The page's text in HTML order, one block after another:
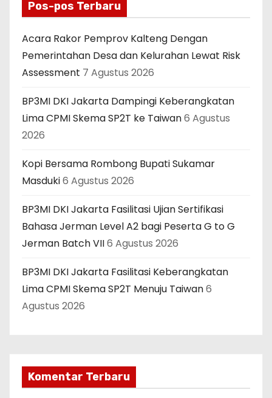
Pos-pos Terbaru
Acara Rakor Pemprov Kalteng Dengan
Pemerintahan Desa dan Kelurahan Lewat Risk
Assessment 7 Agustus 2026
BP3MI DKI Jakarta Dampingi Keberangkatan
Lima CPMI Skema SP2T ke Taiwan6 Agustus
2026
Kopi Bersama Rombong Bupati Sukamar
Masduki6 Agustus 2026
BP3MI DKI Jakarta Fasilitasi Ujian Sertifikasi
Bahasa Jerman Level A2 bagi Peserta G to G
Jerman Batch VII6 Agustus 2026
BP3MI DKI Jakarta Fasilitasi Keberangkatan
Lima CPMI Skema SP2T Menuju Taiwan6
Agustus 2026
Komentar Terbaru